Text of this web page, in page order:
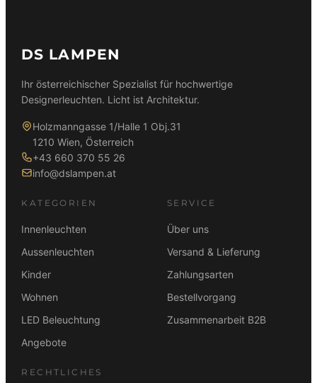
DS LAMPEN
Ihr österreichischer Spezialist für hochwertige
Designerleuchten. Licht ist Architektur.
Holzmanngasse 1/Halle 1 Obj.31
1210 Wien, Österreich
+43 660 370 55 26
info@dslampen.at
KATEGORIEN
Innenleuchten
Aussenleuchten
Kinder
Wohnen
LED Beleuchtung
Angebote
SERVICE
Über uns
Versand & Lieferung
Zahlungsarten
Bestellvorgang
Zusammenarbeit B2B
RECHTLICHES